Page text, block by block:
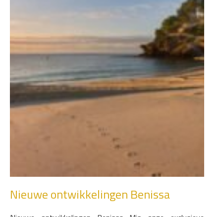
Nieuwe ontwikkelingen Benissa